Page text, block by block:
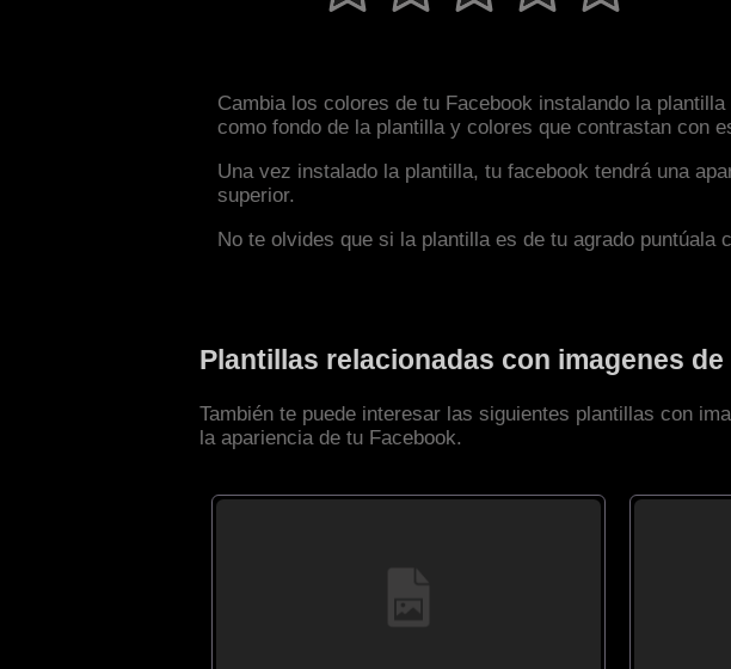
Cambia los colores de tu Facebook instalando la
como fondo de la plantilla y colores que contrastan con
Una vez instalado la plantilla, tu facebook tendrá una
superior.
No te olvides que si la plantilla es de tu agrado puntúala
Plantillas relacionadas con imagenes de
También te puede interesar las siguientes plantillas con
la apariencia de tu Facebook.